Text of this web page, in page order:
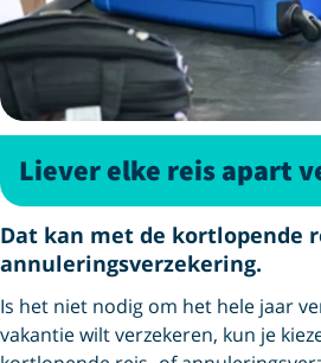
Liever elke reis apart
Dat kan met de kortlopende
annuleringsverzekering.
Is het niet nodig om het hele jaar
vakantie wilt verzekeren, kun je